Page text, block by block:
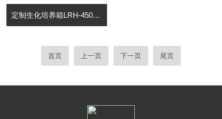
定制生化培养箱LRH-450F（450L)
首页 上一页 下一页 尾页